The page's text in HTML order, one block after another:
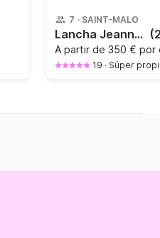
7 · SAINT-MALO
Lancha Jeanneau Cap Camarat 625 open 150CV
A partir de 350 € por
19 · Súper